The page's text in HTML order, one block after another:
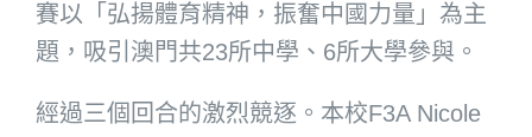
賽以「弘揚體育精神，振奮中國力量」為主
題，吸引澳門共23所中學、6所大學參與。
經過三個回合的激烈競逐。本校F3A Nicole